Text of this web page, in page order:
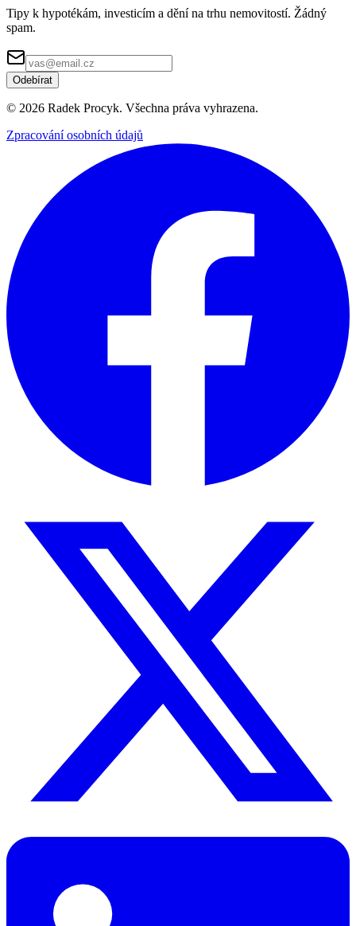
Tipy k hypotékám, investicím a dění na trhu nemovitostí. Žádný
spam.
Odebírat
© 2026 Radek Procyk. Všechna práva vyhrazena.
Zpracování osobních údajů